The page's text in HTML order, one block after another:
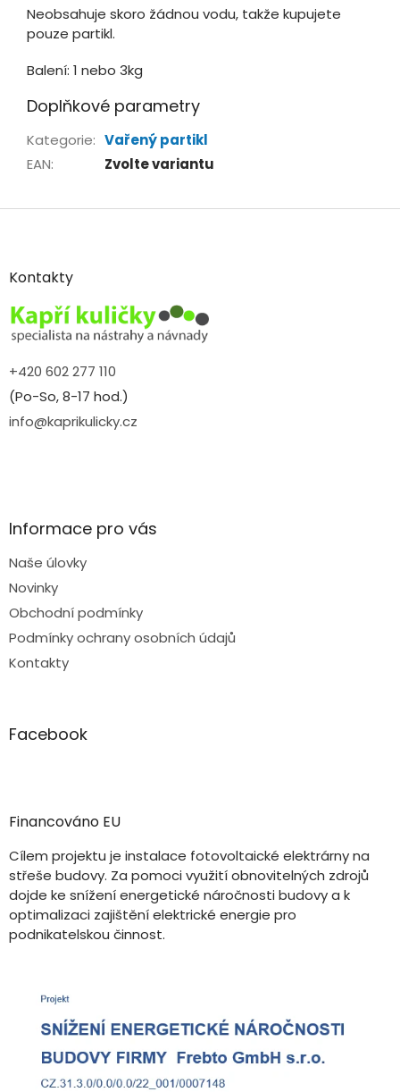
Neobsahuje skoro žádnou vodu, takže kupujete
pouze partikl.
Balení: 1 nebo 3kg
Doplňkové parametry
Kategorie: Vařený partikl
EAN: Zvolte variantu
Z
aKontakty
+420 602 277 110
(Po-So, 8-17 hod.)
info@kaprikulicky.cz
Informace pro vás
Naše úlovky
Novinky
Obchodní podmínky
Podmínky ochrany osobních údajů
Kontakty
Facebook
Financováno EU
Cílem projektu je instalace fotovoltaické elektrárny na
střeše budovy. Za pomoci využití obnovitelných zdrojů
dojde ke snížení energetické náročnosti budovy a k
optimalizaci zajištění elektrické energie pro
podnikatelskou činnost.